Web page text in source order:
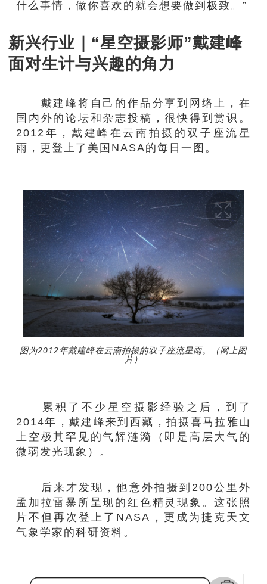
什么事情，做你喜欢的就会想要做到极致。”
新兴行业｜“星空摄影师”戴建峰
面对生计与兴趣的角力
戴建峰将自己的作品分享到网络上，在
国内外的论坛和杂志投稿，很快得到赏识。
2012年，戴建峰在云南拍摄的双子座流星
雨，更登上了美国NASA的每日一图。
图为2012年戴建峰在云南拍摄的双子座流星雨。（网上图
片）
累积了不少星空摄影经验之后，到了
2014年，戴建峰来到西藏，拍摄喜马拉雅山
上空极其罕见的气辉涟漪（即是高层大气的
微弱发光现象）。
后来才发现，他意外拍摄到200公里外
孟加拉雷暴所呈现的红色精灵现象。这张照
片不但再次登上了NASA，更成为捷克天文
气象学家的科研资料。